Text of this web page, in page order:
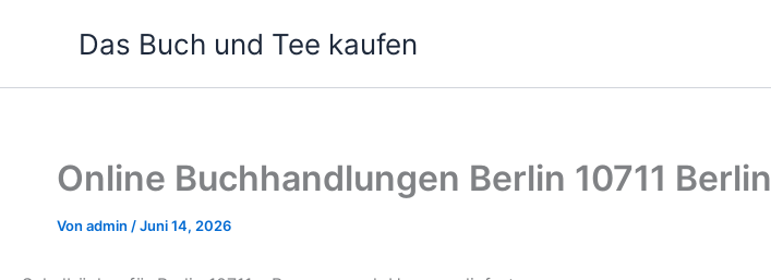
Das Buch und Tee kaufen
Online Buchhandlungen Berlin 10711 Berlin
Von admin /Juni 14, 2026